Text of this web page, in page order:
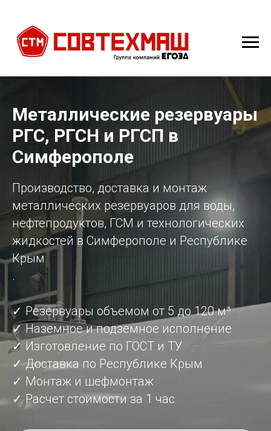
Металлические резервуары
РГС, РГСН и РГСП в
Симферополе
Производство, доставка и монтаж
металлических резервуаров для воды,
нефтепродуктов, ГСМ и технологических
жидкостей в Симферополе и Республике
Крым
.
✓ Резервуары объемом от 5 до 120 м³
✓ Наземное и подземное исполнение
✓ Изготовление по ГОСТ и ТУ
✓ Доставка по Республике Крым
✓ Монтаж и шефмонтаж
✓ Расчет стоимости за 1 час